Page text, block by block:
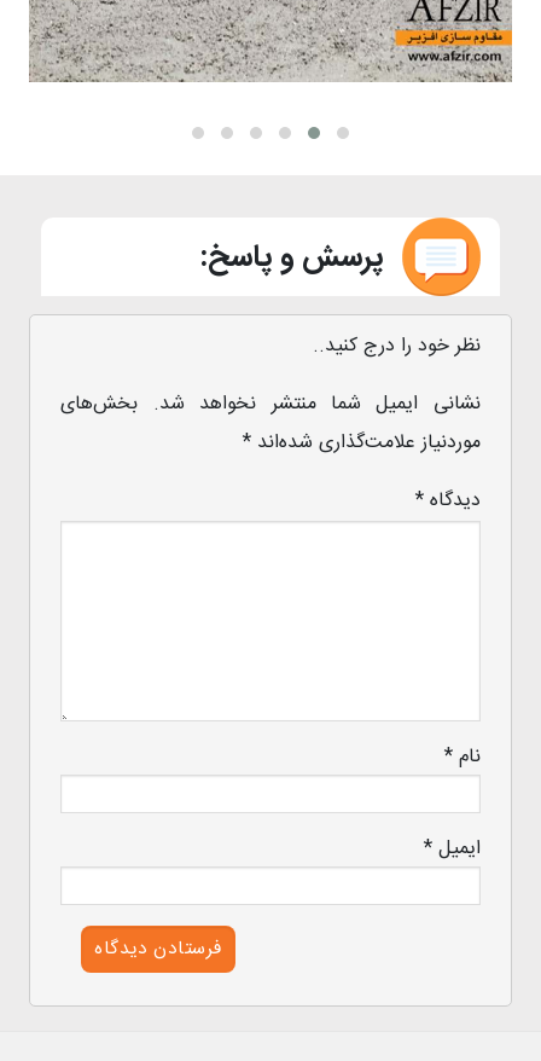
پرسش و پاسخ:
نظر خود را درج کنید..
نشانی ایمیل شما منتشر نخواهد شد. بخش‌های
موردنیاز علامت‌گذاری شده‌اند*
دیدگاه*
نام*
ایمیل*